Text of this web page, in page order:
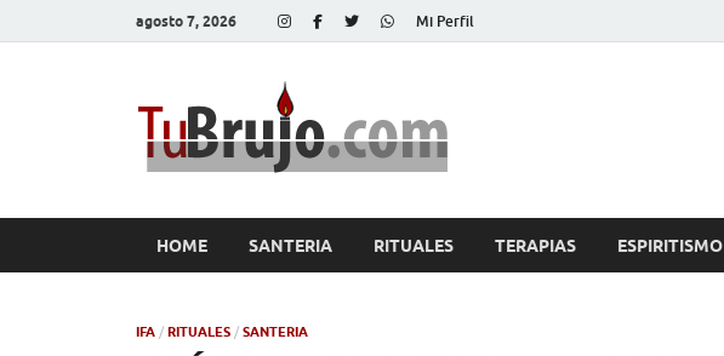
agosto 7, 2026 Mi Perfil
HOME SANTERIA RITUALES TERAPIAS ESPIRITISMO
IFA / RITUALES / SANTERIA